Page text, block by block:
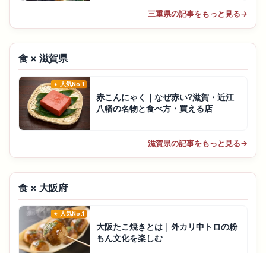
三重県の記事をもっと見る→
食 × 滋賀県
人気No.1
赤こんにゃく｜なぜ赤い?滋賀・近江
八幡の名物と食べ方・買える店
滋賀県の記事をもっと見る→
食 × 大阪府
人気No.1
大阪たこ焼きとは｜外カリ中トロの粉
もん文化を楽しむ